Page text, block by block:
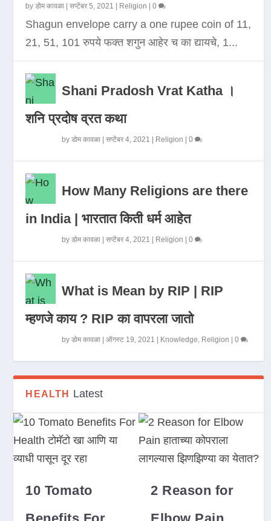
byडोम कावळा |सप्टेंबर 5, 2021 Religion |0
Shagun envelope carry a one rupee coin of 11,
21, 51, 101 रुपये फक्त शगुन आहेर च का द्यायचे, 1...
Shani Pradosh Vrat Katha ।
शनि प्रदोष व्रत कथा
byडोम कावळा |सप्टेंबर 4, 2021 Religion |0
How Many Religions are there
in India | भारतात किती धर्म आहेत
byडोम कावळा |सप्टेंबर 4, 2021 Religion |0
What is Mean by RIP | RIP
म्हणजे काय ? RIP का वापरला जातो
byडोम कावळा |ऑगस्ट 19, 2021 Knowledge, Religion |0
HEALTH Latest
10 Tomato
2 Reason for